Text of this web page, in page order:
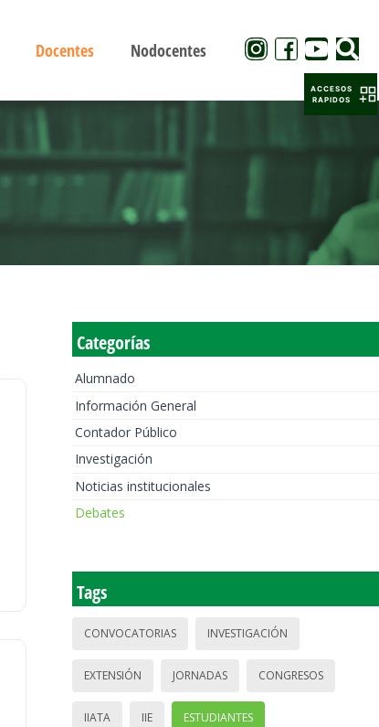
Docentes Nodocentes
Categorías
Alumnado
Información General
Contador Público
Investigación
Noticias institucionales
Debates
Tags
CONVOCATORIAS INVESTIGACIÓN
EXTENSIÓN JORNADAS CONGRESOS
IIATA IIE ESTUDIANTES
ACCESOS
RAPIDOS